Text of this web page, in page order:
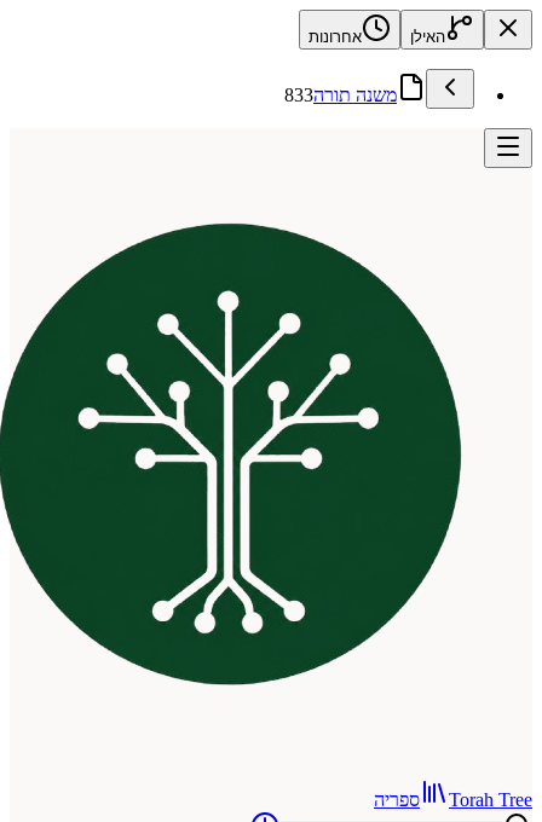
האילן אחרונות
משנה תורה833
ספריה